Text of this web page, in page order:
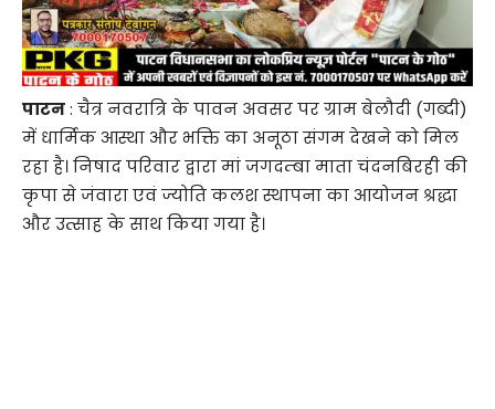
पाटन: चैत्र नवरात्रि के पावन अवसर पर ग्राम बेलौदी (गब्दी)
में धार्मिक आस्था और भक्ति का अनूठा संगम देखने को मिल
रहा है। निषाद परिवार द्वारा मां जगदम्बा माता चंदनबिरही की
कृपा से जंवारा एवं ज्योति कलश स्थापना का आयोजन श्रद्धा
और उत्साह के साथ किया गया है।